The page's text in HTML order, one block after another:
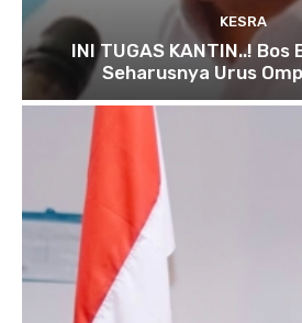
KESRA
INI TUGAS KANTIN..! Bos
Seharusnya Urus